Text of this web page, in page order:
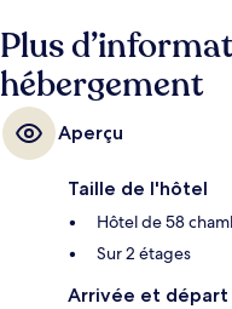
Plus
hébergement
Aperçu
Taille de l'hôtel
Hôtel de 58
Sur 2 étages
Arrivée et départ